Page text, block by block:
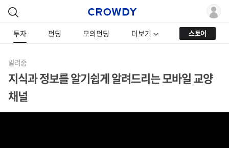
투자 펀딩 모의펀딩 더보기 스토어
알려줌
지식과 정보를 알기쉽게 알려드리는 모바일 교양
채널